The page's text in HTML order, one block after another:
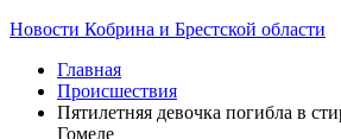
Новости Кобрина и Брестской области
Главная
Происшествия
Пятилетняя девочка погибла в
Гомеле